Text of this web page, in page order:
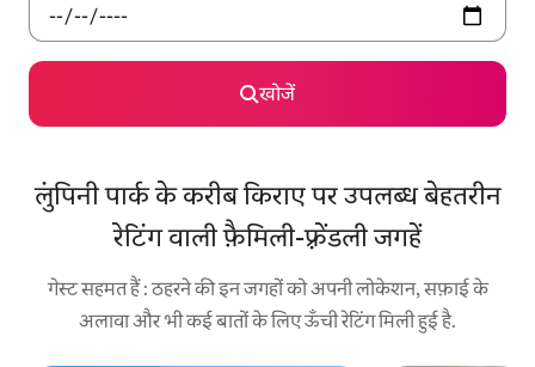
खोजें
लुंपिनी पार्क के करीब किराए पर उपलब्ध बेहतरीन
रेटिंग वाली फ़ैमिली-फ़्रेंडली जगहें
गेस्ट सहमत हैं : ठहरने की इन जगहों को अपनी लोकेशन, सफ़ाई के
अलावा और भी कई बातों के लिए ऊँची रेटिंग मिली हुई है.